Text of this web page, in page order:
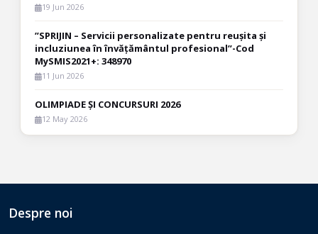
19 Jun 2026
”SPRIJIN – Servicii personalizate pentru reușita și
incluziunea în învățământul profesional”-Cod
MySMIS2021+: 348970
11 Jun 2026
OLIMPIADE ȘI CONCURSURI 2026
12 May 2026
Despre noi